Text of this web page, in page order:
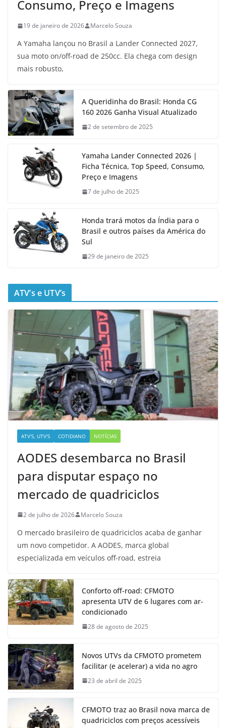
Consumo, Preço e Imagens
19 de janeiro de 2026 Marcelo Souza
A Yamaha lançou no Brasil a Lander Connected 2027,
sua moto on/off-road de 250cc. Ela chega com design
mais robusto,
A Queridinha do Brasil: Honda CG
160 2026 Ganha Visual Atualizado
2 de setembro de 2025
Yamaha Lander Connected 2026 |
Ficha Técnica, Top Speed, Consumo,
Preço e Imagens
7 de julho de 2025
Honda trará motos da Índia para o
Brasil e outros países da América do
Sul
29 de janeiro de 2025
ATV’s e UTV’s
ATV'S, UTV'S COTIDIANO NOTÍCIAS
AODES desembarca no Brasil
para disputar espaço no
mercado de quadriciclos
2 de julho de 2026 Marcelo Souza
O mercado brasileiro de quadriciclos acaba de ganhar
um novo competidor. A AODES, marca global
especializada em veículos off-road, estreia
Conforto off-road: CFMOTO
apresenta UTV de 6 lugares com ar-
condicionado
28 de agosto de 2025
Novos UTVs da CFMOTO prometem
facilitar (e acelerar) a vida no agro
23 de abril de 2025
CFMOTO traz ao Brasil nova marca de
quadriciclos com preços acessíveis